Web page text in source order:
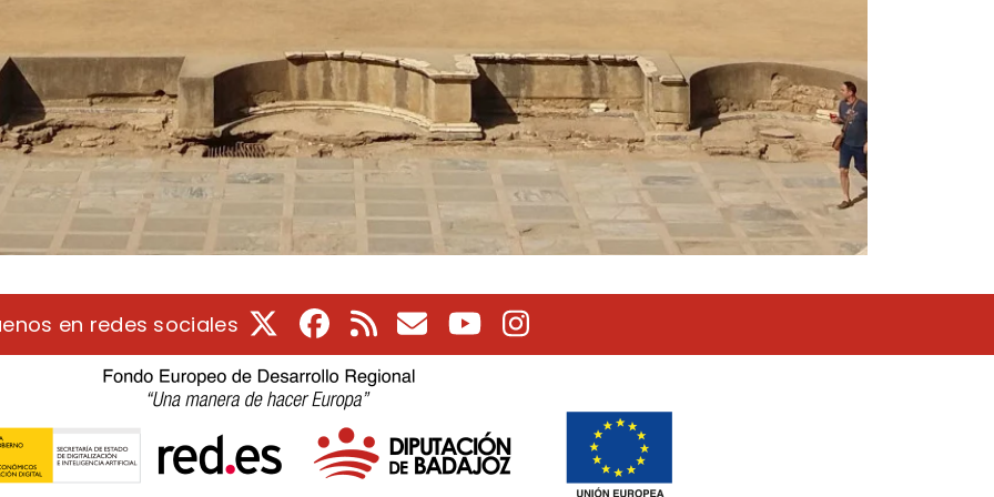
en redes sociales Facebook
RSS Correo electrónico
YoutubeInstagram